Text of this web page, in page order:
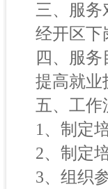
三、服务
经开区下
四、服务
提高就业
五、工作
1、制定
2、制定
3、组织